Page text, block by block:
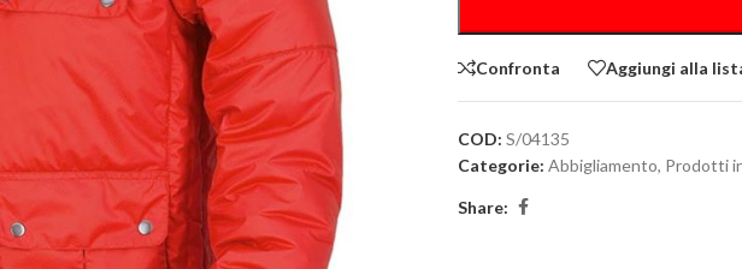
Confronta Aggiungi alla
COD: S/04135
Categorie: Abbigliamento, Prodotti
Share: